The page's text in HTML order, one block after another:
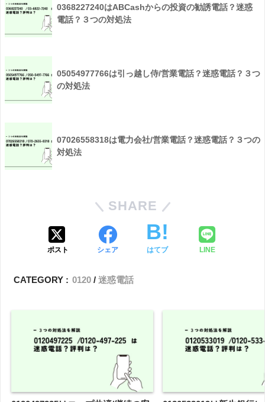
0368227240はABCashからの投資の勧誘電話？迷惑
電話？３つの対処法
05054977766は引っ越し侍/営業電話？迷惑電話？３つ
の対処法
07026558318は電力会社/営業電話？迷惑電話？３つの
対処法
SHARE
ポスト シェア はてブ LINE
CATEGORY : 0120 迷惑電話